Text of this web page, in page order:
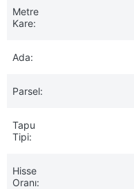
Metre
Kare:
Ada:
Parsel:
Tapu
Tipi:
Hisse
Oranı: